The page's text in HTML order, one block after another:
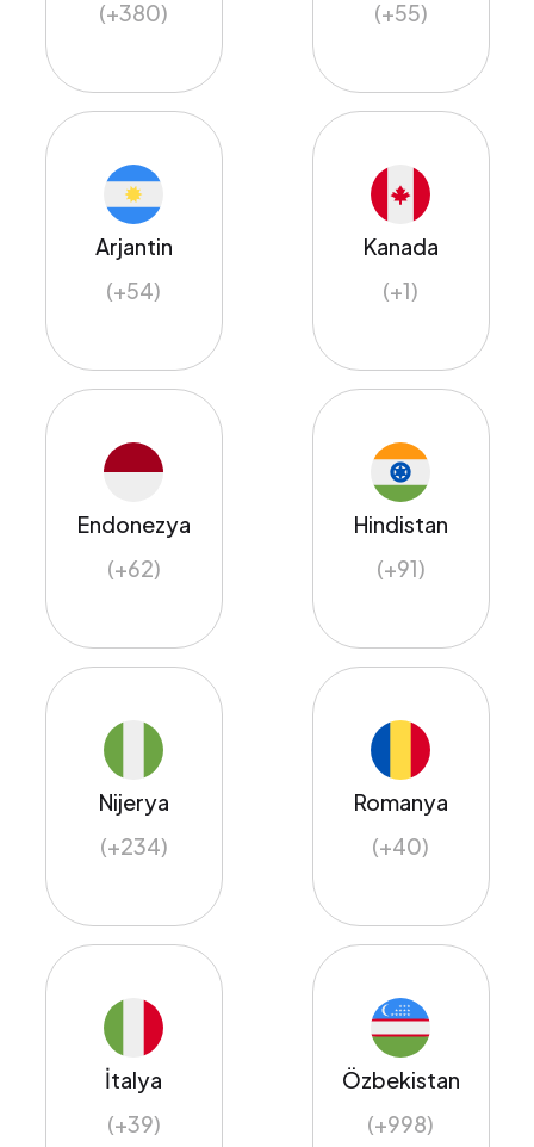
(+380) (+55)
Arjantin
(+54)
Kanada
(+1)
Endonezya
(+62)
Hindistan
(+91)
Nijerya
(+234)
Romanya
(+40)
İtalya
(+39)
Özbekistan
(+998)